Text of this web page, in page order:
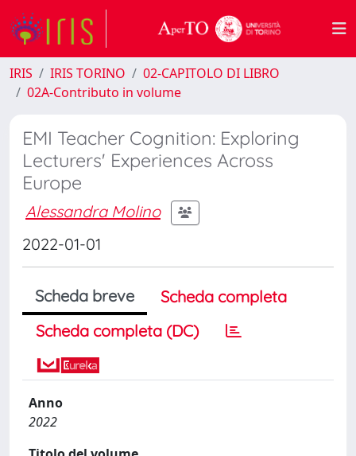
IRIS IRIS TORINO
02-CAPITOLO DI LIBRO
02A-Contributo in volume
EMI Teacher Cognition: Exploring
Lecturers' Experiences Across
Europe
Alessandra Molino
2022-01-01
Scheda breve
Scheda completa
Scheda completa (DC)
Anno
2022